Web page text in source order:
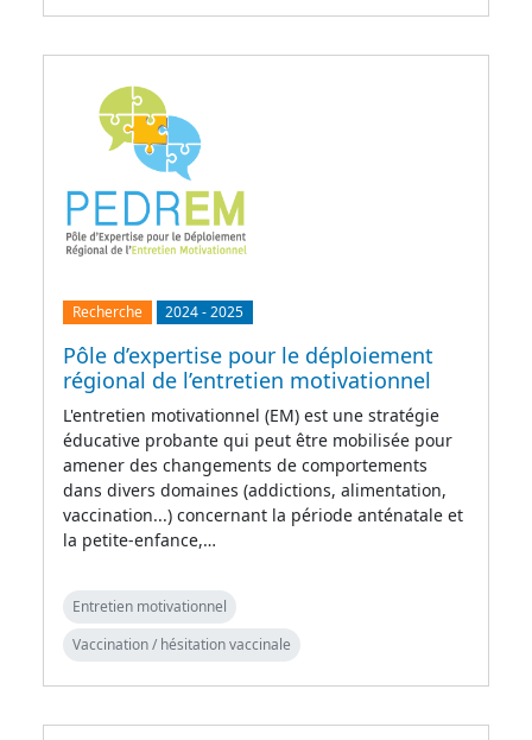
Recherche 2024-2025
Pôle d’expertise pour le déploiement
régional de l’entretien motivationnel
L'entretien motivationnel (EM) est une stratégie
éducative probante qui peut être mobilisée pour
amener des changements de comportements
dans divers domaines (addictions, alimentation,
vaccination...) concernant la période anténatale et
la petite-enfance,…
Entretien motivationnel
Vaccination / hésitation vaccinale